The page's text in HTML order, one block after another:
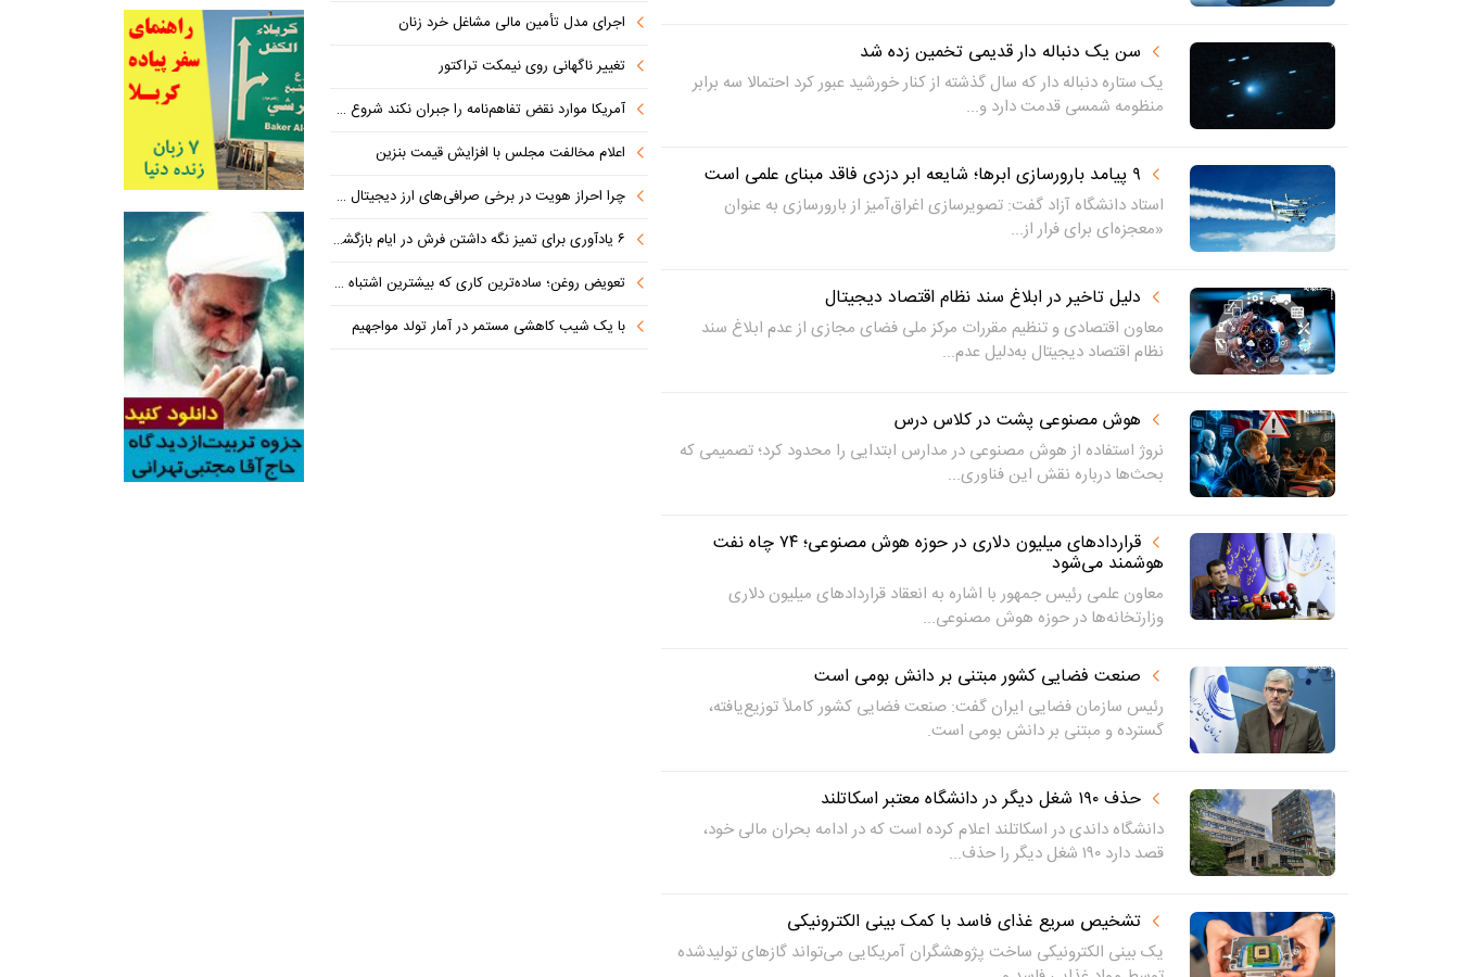
سن یک دنباله دار قدیمی تخمین زده شد
یک ستاره دنباله دار که سال گذشته از کنار خورشید عبور کرد احتمالا سه برابر
منظومه شمسی قدمت دارد و...
۹ پیامد بارورسازی ابرها؛ شایعه ابر دزدی فاقد مبنای علمی است
استاد دانشگاه آزاد گفت: تصویرسازی اغراق‌آمیز از بارورسازی به عنوان
«معجزه‌ای برای فرار از...
دلیل تاخیر در ابلاغ سند نظام اقتصاد دیجیتال
معاون اقتصادی و تنظیم مقررات مرکز ملی فضای مجازی از عدم ابلاغ سند
نظام اقتصاد دیجیتال به‌دلیل عدم...
هوش مصنوعی پشت در کلاس درس
نروژ استفاده از هوش مصنوعی در مدارس ابتدایی را محدود کرد؛ تصمیمی که
بحث‌ها درباره نقش این فناوری...
قراردادهای میلیون دلاری در حوزه هوش مصنوعی؛ ۷۴ چاه نفت
هوشمند می‌شود
معاون علمی رئیس جمهور با اشاره به انعقاد قراردادهای میلیون دلاری
وزارتخانه‌ها در حوزه هوش مصنوعی...
صنعت فضایی کشور مبتنی بر دانش بومی است
رئیس سازمان فضایی ایران گفت: صنعت فضایی کشور کاملاً توزیع‌یافته،
گسترده و مبتنی بر دانش بومی است.
حذف ۱۹۰ شغل دیگر در دانشگاه معتبر اسکاتلند
دانشگاه داندی در اسکاتلند اعلام کرده است که در ادامه بحران مالی خود،
قصد دارد ۱۹۰ شغل دیگر را حذف...
تشخیص سریع غذای فاسد با کمک بینی الکترونیکی
یک بینی الکترونیکی ساخت پژوهشگران آمریکایی می‌تواند گازهای تولیدشده
اجرای مدل تأمین مالی مشاغل خرد زنان
تغییر ناگهانی روی نیمکت تراکتور
آمریکا موارد نقض تفاهم‌نامه را جبران نکند شروع مجدد مذاکره ممکن نیست
اعلام مخالفت مجلس با افزایش قیمت بنزین
چرا احراز هویت در برخی صرافی‌های ارز دیجیتال ضروری است؟
۶ یادآوری برای تمیز نگه داشتن فرش در ایام بازگشایی مدارس
تعویض روغن؛ ساده‌ترین کاری که بیشترین اشتباه در آن رخ می‌دهد
با یک شیب کاهشی مستمر در آمار تولد مواجهیم